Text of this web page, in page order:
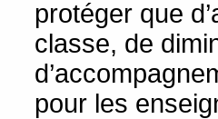
protéger que
classe, de
pour les